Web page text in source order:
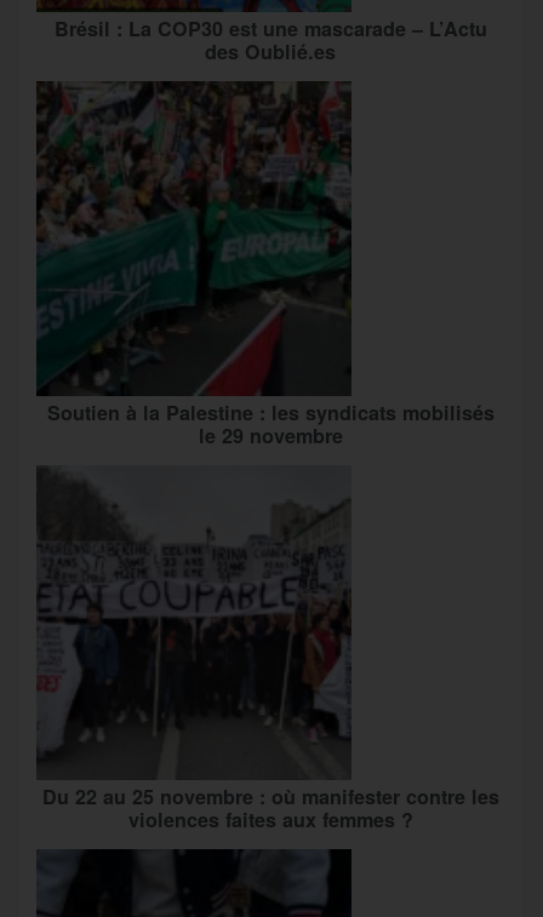
Brésil : La COP30 est une mascarade – L’Actu
des Oublié.es
Soutien à la Palestine : les syndicats mobilisés
le 29 novembre
Du 22 au 25 novembre : où manifester contre les
violences faites aux femmes ?